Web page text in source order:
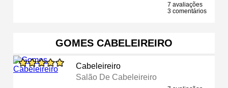
7 avaliações
3 comentários
GOMES CABELEIREIRO
Cabeleireiro
Salão De Cabeleireiro